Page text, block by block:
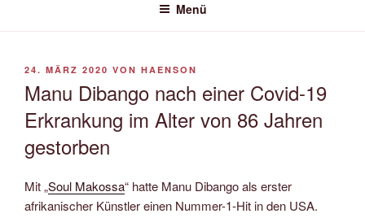
Menü
VERÖFFENTLICHT
24. MÄRZ 2020 VON HAENSON
Manu Dibango nach einer Covid-19
Erkrankung im Alter von 86 Jahren
gestorben
Mit „Soul Makossa“ hatte Manu Dibango als erster
afrikanischer Künstler einen Nummer-1-Hit in den USA.